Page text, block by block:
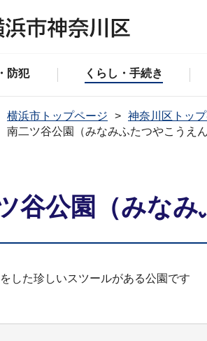
防犯 くらし・手続き
横浜市トップページ
神奈川区トッ
南二ツ谷公園（みなみふたつやこうえ
谷公園（みな
した珍しいスツールがある公園です